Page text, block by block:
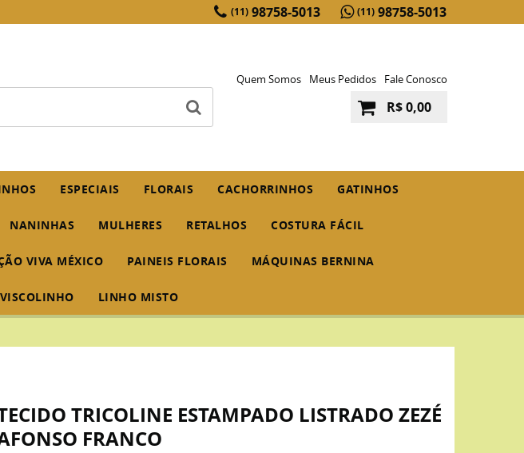
(11) 98758-5013 (11) 98758-5013
Quem Somos Meus Pedidos Fale Conosco
R$ 0,00
ESPECIAIS FLORAIS CACHORRINHOS GATINHOS
NANINHAS MULHERES RETALHOS COSTURA FÁCIL
VIVA MÉXICO PAINEIS FLORAIS MÁQUINAS BERNINA
VISCOLINHO LINHO MISTO
TRICOLINE ESTAMPADO LISTRADO ZEZÉ
FRANCO